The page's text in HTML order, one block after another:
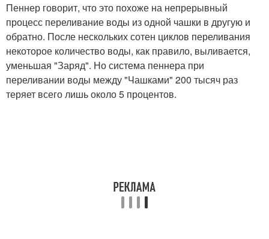
Пеннер говорит, что это похоже на непрерывный
процесс переливание воды из одной чашки в другую и
обратно. После нескольких сотен циклов переливания
некоторое количество воды, как правило, выливается,
уменьшая "Заряд". Но система пеннера при
переливании воды между "Чашками" 200 тысяч раз
теряет всего лишь около 5 процентов.